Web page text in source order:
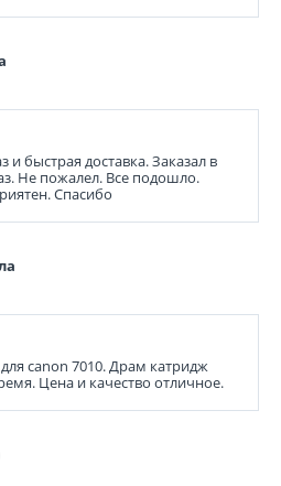
и быстрая доставка. Заказал в
Не пожалел. Все подошло.
Спасибо
canon 7010. Драм катридж
Цена и качество отличное.